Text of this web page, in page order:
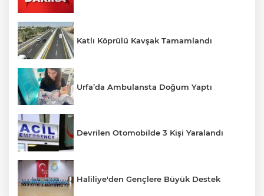
Katlı Köprülü Kavşak Tamamlandı
Urfa’da Ambulansta Doğum Yaptı
Devrilen Otomobilde 3 Kişi Yaralandı
Haliliye'den Gençlere Büyük Destek